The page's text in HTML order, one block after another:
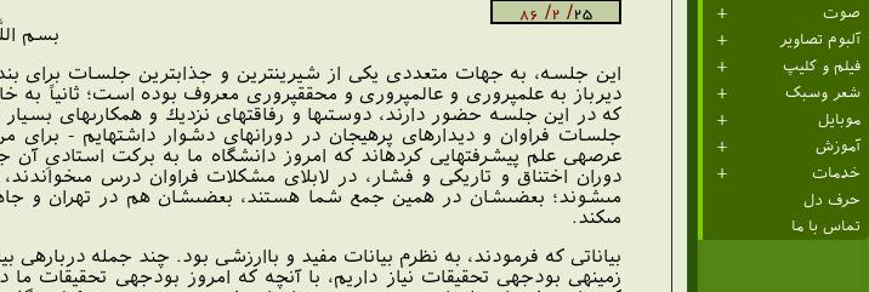
صوت
آلبوم تصاویر
فیلم و کلیپ
شعر وسبک
موبایل
آموزش
خدمات
حرف دل
تماس با ما
25
/ 2/ 86
بسم
اين جلسه، به جهات متعددى يكى از شيرين‏ترين و جذاب‏ترين جلسات براى
ديرباز به علم‏پرورى و عالم‏پرورى و محقق‏پرورى معروف بوده است؛ ثانياً به
كه در اين جلسه حضور دارند، دوستى‏ها و رفاقتهاى نزديك و همكارى‏هاى
جلسات فراوان و ديدارهاى پرهيجان در دوران‏هاى دشوار داشته‏ايم - براى
عرصه‏ى علم پيشرفت‏هايى كرده‏اند كه امروز دانشگاه ما به بركت استادىِ آن
دوران اختناق و تاريكى و فشار، در لابلاى مشكلات فراوان درس
مى‏شوند؛ بعضى‏شان در همين جمع شما هستند، بعضى‏شان هم در تهران و
مى‏كند.
بياناتى كه فرمودند، به نظرم بيانات مفيد و باارزشى بود. چند جمله
زمينه‏ى بودجه‏ى تحقيقات نياز داريم، با آنچه كه امروز بودجه‏ى